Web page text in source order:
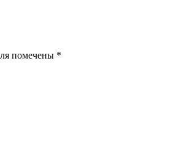
помечены *